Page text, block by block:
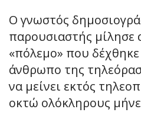
Ο γνωστός
παρουσιαστής μίλησε
«πόλεμο» που
άνθρωπο της
να μείνει εκτός
οκτώ ολόκληρους